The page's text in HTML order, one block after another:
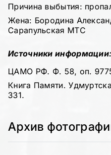
Причина выбытия:
Жена: Бородина
Сарапульская МТС
Источники информации:
ЦАМО РФ. Ф. 58, оп.
Книга Памяти.
331.
Архив